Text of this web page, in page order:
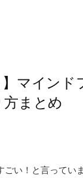
】マインド
まとめ
ごい！と言ってい